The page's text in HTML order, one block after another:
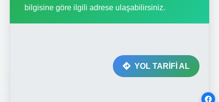
bilgisine göre ilgili adrese ulaşabilirsiniz.
YOL TARİFİ AL